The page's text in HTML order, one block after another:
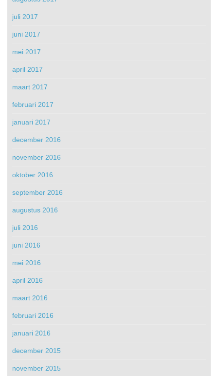
juli 2017
juni 2017
mei 2017
april 2017
maart 2017
februari 2017
januari 2017
december 2016
november 2016
oktober 2016
september 2016
augustus 2016
juli 2016
juni 2016
mei 2016
april 2016
maart 2016
februari 2016
januari 2016
december 2015
november 2015